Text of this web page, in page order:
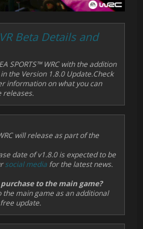
Beta Details and
SPORTS™ WRC with the addition
the Version 1.8.0 Update.Check
information on what you can
releases.
will release as part of the
date of v1.8.0 is expected to be
social media for the latest news.
purchase to the main game?
main game as an additional
update.